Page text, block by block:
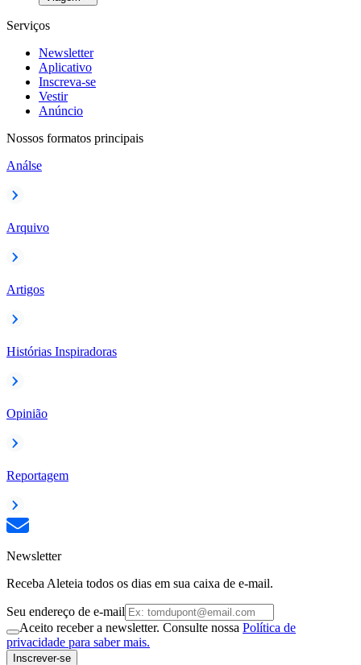
Serviços
Newsletter
Aplicativo
Inscreva-se
Vestir
Anúncio
Nossos formatos principais
Análse
Arquivo
Artigos
Histórias Inspiradoras
Opinião
Reportagem
Newsletter
Receba Aleteia todos os dias em sua caixa de e-mail.
Seu endereço de e-mail
Aceito receber a newsletter. Consulte nossa Política de
privacidade para saber mais.
Inscrever-se